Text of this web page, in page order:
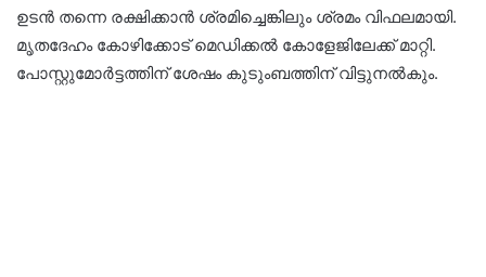
ഉടൻ തന്നെ രക്ഷിക്കാൻ ശ്രമിച്ചെങ്കിലും ശ്രമം വിഫലമായി.
മൃതദേഹം കോഴിക്കോട് മെഡിക്കൽ കോളേജിലേക്ക് മാറ്റി.
പോസ്റ്റുമോർട്ടത്തിന് ശേഷം കുടുംബത്തിന് വിട്ടുനൽകും.